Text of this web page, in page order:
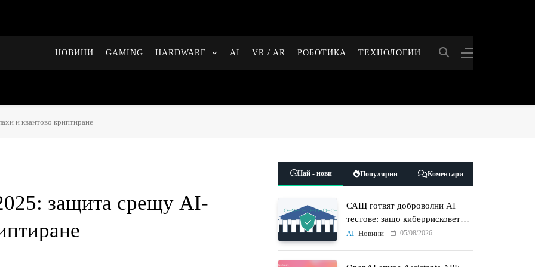
НОВИНИ GAMING HARDWARE AI VR / AR РОБОТИКА ТЕХНОЛОГИИ
и квантово криптиране
защита срещу AI-
Най - нови Популярни Коментари
САЩ готвят доброволни AI
тестове: защо киберрисковете
на моделите стават
AI Новини 05/08/2026